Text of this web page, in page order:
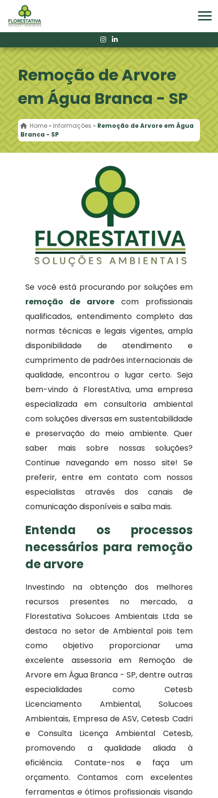
Remoção de Arvore
em Água Branca - SP
Home » Informações » Remoção de Arvore em Água
Branca - SP
Se você está procurando por soluções em
remoção de arvore com profissionais
qualificados, entendimento completo das
normas técnicas e legais vigentes, ampla
disponibilidade de atendimento e
cumprimento de padrões internacionais de
qualidade, encontrou o lugar certo. Seja
bem-vindo à FlorestAtiva, uma empresa
especializada em consultoria ambiental
com soluções diversas em sustentabilidade
e preservação do meio ambiente. Quer
saber mais sobre nossas soluções?
Continue navegando em nosso site! Se
preferir, entre em contato com nossos
especialistas através dos canais de
comunicação disponíveis e saiba mais.
Entenda os processos
necessários para remoção
de arvore
Investindo na obtenção dos melhores
recursos presentes no mercado, a
Florestativa Solucoes Ambientais Ltda se
destaca no setor de Ambiental pois tem
como objetivo proporcionar uma
excelente assessoria em Remoção de
Arvore em Água Branca - SP, dentre outras
especialidades como Cetesb
Licenciamento Ambiental, Solucoes
Ambientais, Empresa de ASV, Cetesb Cadri
e Consulta Licença Ambiental Cetesb,
promovendo a qualidade aliada à
eficiência. Contate-nos e faça um
orçamento. Contamos com excelentes
ferramentas e ótimos profissionais visando